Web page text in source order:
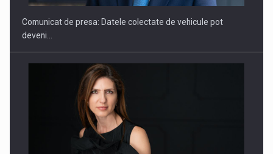
PUTTING ROMANIAN CORPORATE COMPANIES ON THE
Comunicat de presa: Datele colectate de vehicule pot
deveni…